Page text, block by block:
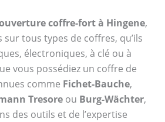
coffre-fort à Hingene,
tous types de coffres, qu’ils
électroniques, à clé ou à
vous possédiez un coffre de
comme Fichet-Bauche,
Tresoreou Burg-Wächter,
des outils et de l’expertise